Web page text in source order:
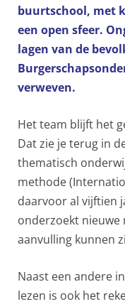
buurtschool, met
een open sfeer.
lagen van de
verweven.
Het team blijft het
Dat zie je terug in
thematisch
methode
daarvoor al vijftien
onderzoekt nieuwe
aanvulling kunnen
Naast een andere
lezen is ook het